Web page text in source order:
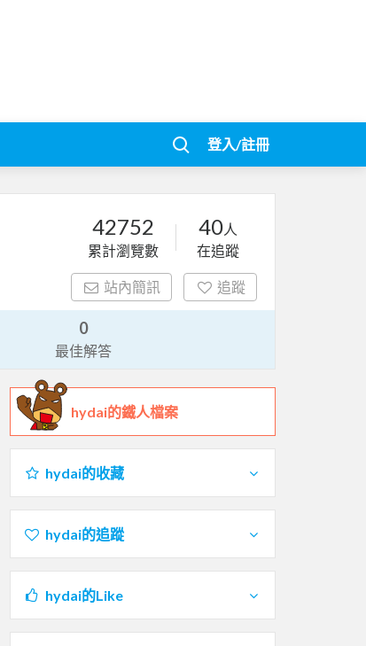
登入/註冊
42752
累計瀏覽數
40人
在追蹤
站內簡訊 追蹤
0
最佳解答
hydai的鐵人檔案
hydai的收藏
hydai的追蹤
hydai的Like